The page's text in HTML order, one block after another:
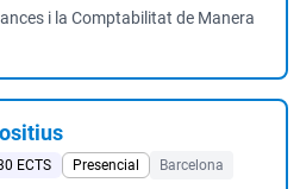
i la Comptabilitat de Manera
ECTS Presencial
Barcelona